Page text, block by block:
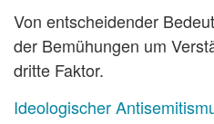
Von entscheidender
der Bemühungen um
dritte Faktor.
Ideologischer